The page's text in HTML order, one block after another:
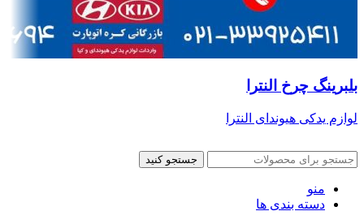
بلبرینگ چرخ النترا
لوازم یدکی هیوندای النترا
جستجو کنید
منو
دسته بندی ها